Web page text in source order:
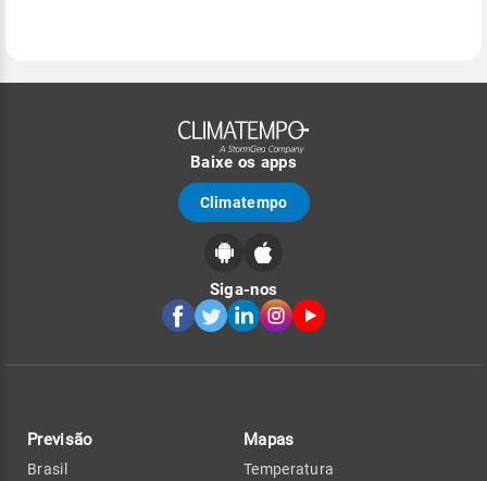
Baixe os apps
Climatempo
Siga-nos
Previsão
Brasil
Mapas
Temperatura